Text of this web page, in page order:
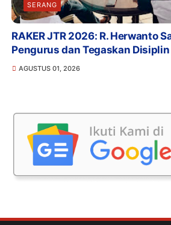
SERANG
RAKER JTR 2026: R. Herwanto
Pengurus dan Tegaskan
AGUSTUS 01, 2026